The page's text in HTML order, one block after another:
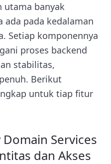
utama banyak
ada pada kedalaman
Setiap komponennya
proses backend
stabilitas,
Berikut
untuk tiap fitur
Services
dan Akses